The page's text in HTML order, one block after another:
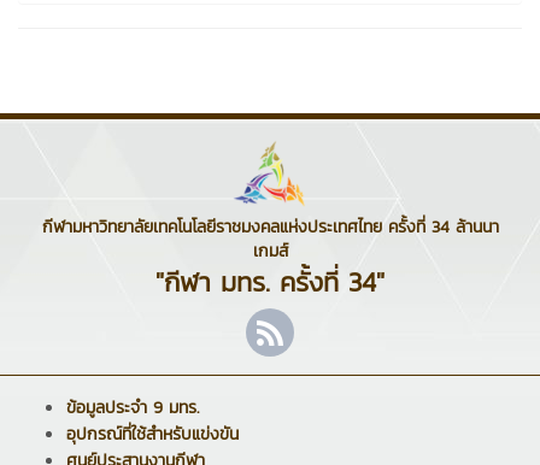
กีฬามหาวิทยาลัยเทคโนโลยีราชมงคลแห่งประเทศไทย ครั้งที่ 34 ล้านนา
เกมส์
"กีฬา มทร. ครั้งที่ 34"
ข้อมูลประจำ 9 มทร.
อุปกรณ์ที่ใช้สำหรับแข่งขัน